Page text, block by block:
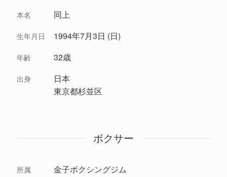
本名 同上
生年月日 1994年7月3日 (日)
年齢 32歳
出身
日本
東京都杉並区
ボクサー
所属 金子ボクシングジム